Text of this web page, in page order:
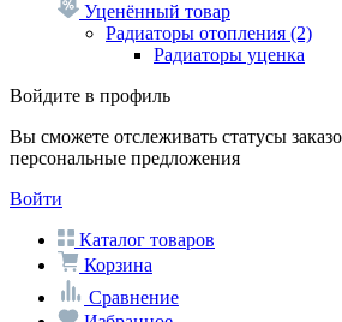
Уценённый товар
Радиаторы отопления (2)
Радиаторы уценка
Войдите в профиль
Вы сможете отслеживать статусы
персональные предложения
Войти
Каталог товаров
Корзина
Сравнение